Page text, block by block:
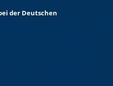
der Deutschen